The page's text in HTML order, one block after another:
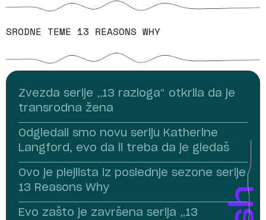
SRODNE TEME 13 REASONS WHY
Zvezda serije „13 razloga“ otkrila da je
transrodna žena
Odgledali smo novu seriju Katherine
Langford, evo da li treba da je gledaš
Ovo je plejlista iz poslednje sezone serije
13 Reasons Why
Evo zašto je završena serija „13